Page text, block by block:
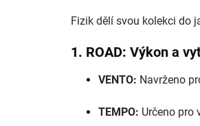
Fizik dělí svou kolekci do
1. ROAD: Výkon a
VENTO: Navrženo
TEMPO: Určeno pro